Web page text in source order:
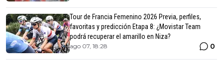
Tour de Francia Femenino 2026 Previa, perfiles,
favoritas y predicción Etapa 8: ¿Movistar Team
podrá recuperar el amarillo en Niza?
ago 07, 18:28 0